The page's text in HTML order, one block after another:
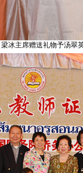
梁冰主席赠送礼物予汤翠